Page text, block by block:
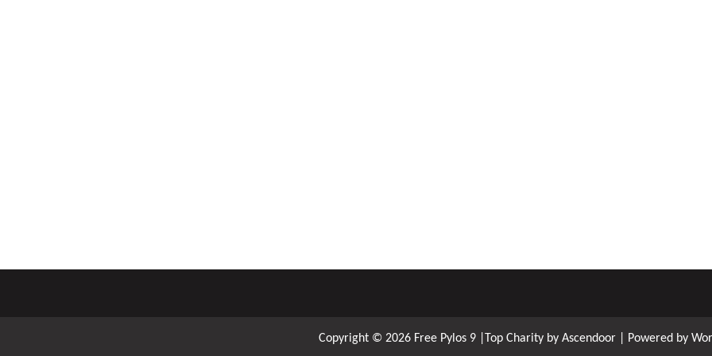
Copyright © 2026 Free Pylos 9 |Top Charity by Ascendoor | Powered by